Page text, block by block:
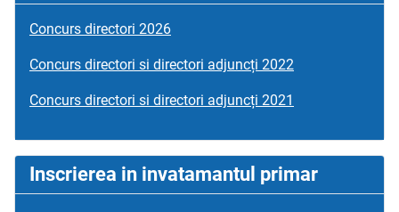
Concurs directori 2026
Concurs directori si directori adjuncți 2022
Concurs directori si directori adjuncți 2021
Inscrierea in invatamantul primar